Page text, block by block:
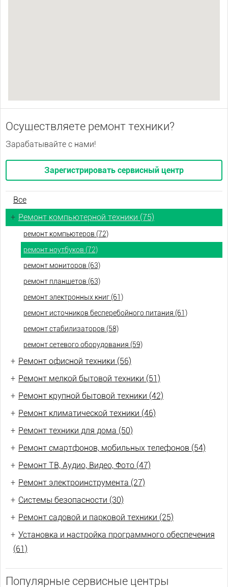
Осуществляете ремонт техники?
Зарабатывайте с нами!
Зарегистрировать сервисный центр
Все
+ Ремонт компьютерной техники (75)
ремонт компьютеров (72)
ремонт ноутбуков (72)
ремонт мониторов (63)
ремонт планшетов (63)
ремонт электронных книг (61)
ремонт источников бесперебойного питания (61)
ремонт стабилизаторов (58)
ремонт сетевого оборудования (59)
+ Ремонт офисной техники (56)
+ Ремонт мелкой бытовой техники (51)
+ Ремонт крупной бытовой техники (42)
+ Ремонт климатической техники (46)
+ Ремонт техники для дома (50)
+ Ремонт смартфонов, мобильных телефонов (54)
+ Ремонт ТВ, Аудио, Видео, Фото (47)
+ Ремонт электроинструмента (27)
+ Системы безопасности (30)
+ Ремонт садовой и парковой техники (25)
+ Установка и настройка программного обеспечения
(61)
Популярные сервисные центры